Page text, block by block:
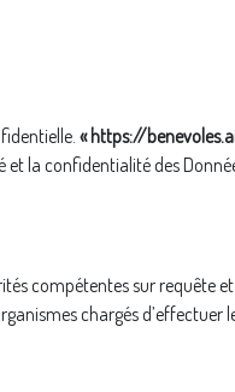
« https://
la confidentialité des
compétentes sur requête
chargés d’effectuer